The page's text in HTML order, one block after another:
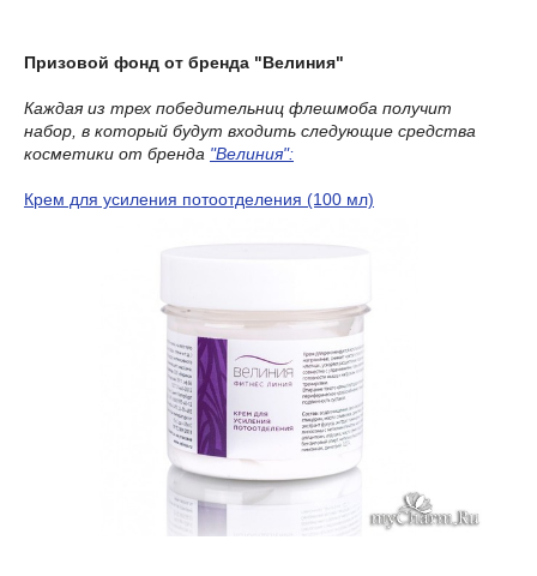
Призовой фонд от бренда "Велиния"
Каждая из трех победительниц флешмоба получит
набор, в который будут входить следующие средства
косметики от бренда "Велиния":
Крем для усиления потоотделения (100 мл)